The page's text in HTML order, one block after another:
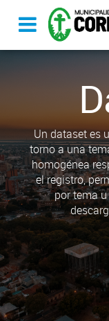
Un dataset es
torno a una
homogénea
el registro,
por tema